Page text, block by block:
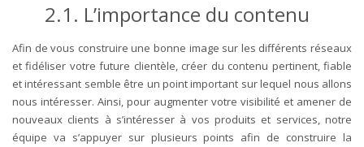
2.1. L’importance du contenu
Afin de vous construire une bonne image sur les différents réseaux
et fidéliser votre future clientèle, créer du contenu pertinent, fiable
et intéressant semble être un point important sur lequel nous allons
nous intéresser. Ainsi, pour augmenter votre visibilité et amener de
nouveaux clients à s’intéresser à vos produits et services, notre
équipe va s’appuyer sur plusieurs points afin de construire la